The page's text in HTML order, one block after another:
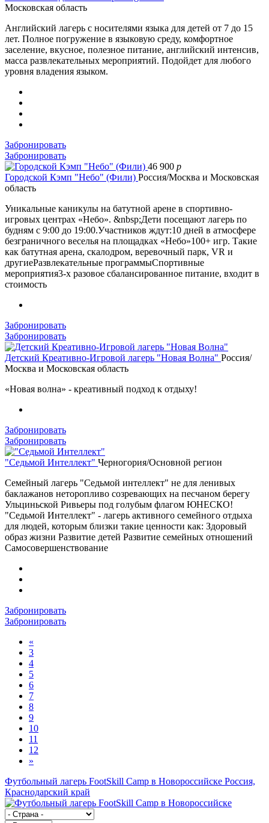
Московская область
Английский лагерь с носителями языка для детей от 7 до 15
лет. Полное погружение в языковую среду, комфортное
заселение, вкусное, полезное питание, английский интенсив,
масса развлекательных мероприятий. Подойдет для любого
уровня владения языком.
Забронировать
Забронировать
46 900 p
Городской Кэмп "Небо" (Фили) Россия/Москва и Московская
область
Уникальные каникулы на батутной арене в спортивно-
игровых центрах «Небо». &nbsp;Дети посещают лагерь по
будням с 9:00 до 19:00.Участников ждут:10 дней в атмосфере
безграничного веселья на площадках «Небо»100+ игр. Такие
как батутная арена, скалодром, веревочный парк, VR и
другиеРазвлекательные программыСпортивные
мероприятия3-х разовое сбалансированное питание, входит в
стоимость
Забронировать
Забронировать
Детский Креативно-Игровой лагерь "Новая Волна" Россия/
Москва и Московская область
«Новая волна» - креативный подход к отдыху!
Забронировать
Забронировать
"Седьмой Интеллект" Черногория/Основной регион
Семейный лагерь "Седьмой интеллект" не для ленивых
баклажанов неторопливо созревающих на песчаном берегу
Ульциньской Ривьеры под голубым флагом ЮНЕСКО!
"Седьмой Интеллект" - лагерь активного семейного отдыха
для людей, которым близки такие ценности как: Здоровый
образ жизни Развитие детей Развитие семейных отношений
Самосовершенствование
Забронировать
Забронировать
«
3
4
5
6
7
8
9
10
11
12
»
Футбольный лагерь FootSkill Camp в Новороссийске Россия,
Краснодарский край